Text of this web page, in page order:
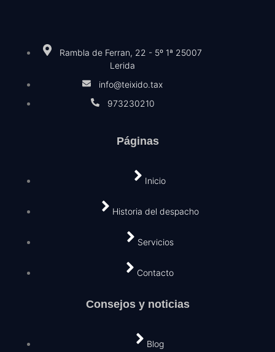
Rambla de Ferran, 22 - 5º 1ª 25007
Lerida
info@teixido.tax
973230210
Páginas
Inicio
Historia del despacho
Servicios
Contacto
Consejos y noticias
Blog